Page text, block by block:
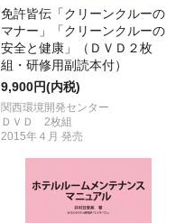
免許皆伝「クリーンクルーの
マナー」「クリーンクルーの
安全と健康」（ＤＶＤ２枚
組・研修用副読本付）
9,900円(内税)
関西環境開発センター
ＤＶＤ 2枚組
2015年４月 発売